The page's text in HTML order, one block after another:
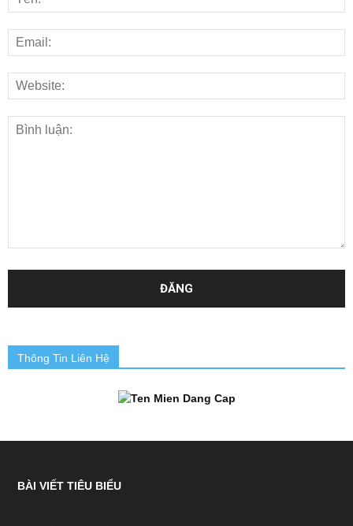
Thông Tin Liên Hệ
BÀI VIẾT TIÊU BIỂU